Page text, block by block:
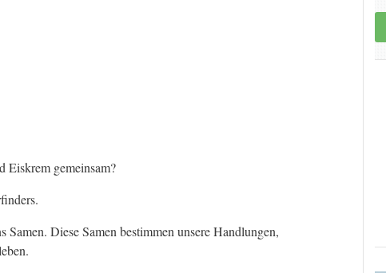
Eiskrem gemeinsam?
Diese Samen bestimmen unsere Handlungen,